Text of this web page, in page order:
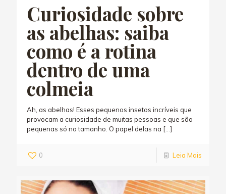
Curiosidade sobre
as abelhas: saiba
como é a rotina
dentro de uma
colmeia
Ah, as abelhas! Esses pequenos insetos incríveis que
provocam a curiosidade de muitas pessoas e que são
pequenas só no tamanho. O papel delas na […]
0 Leia Mais